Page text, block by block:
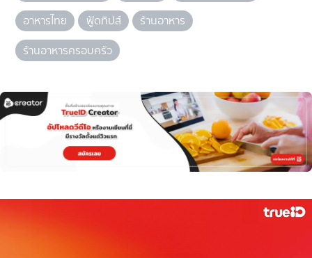
อาหารไทย
ฟู้ดทิปส์
ร้านอาหาร
ร้านอาหารครอบครัว